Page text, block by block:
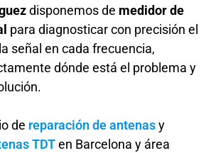
disponemos de medidor de
para diagnosticar con precisión el
señal en cada frecuencia,
dónde está el problema y
de reparación de antenasy
TDTen Barcelona y área